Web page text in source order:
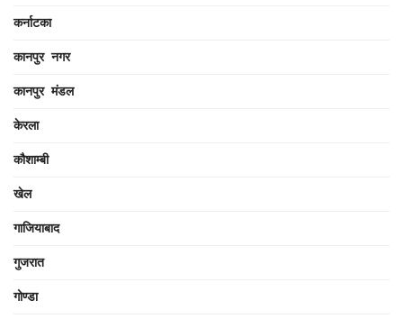
कर्नाटका
कानपुर नगर
कानपुर मंडल
केरला
कौशाम्बी
खेल
गाजियाबाद
गुजरात
गोण्डा